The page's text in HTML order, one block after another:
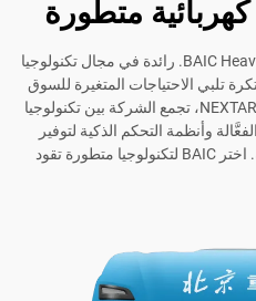
متطورة
تُعتبر شركة BAIC Heavy Duty Trucks Co., Ltd. رائدة في مجال تكنولوجيا
تلبي الاحتياجات المتغيرة للسوق
العالمي. وباستخدام علامتها التجارية NEXTAR، تجمع الشركة بين تكنولوجيا
وأنظمة التحكم الذكية لتوفير
شاحنات كهربائية قوية وصديقة للبيئة. اختر BAIC لتكنولوجيا متطورة تقود